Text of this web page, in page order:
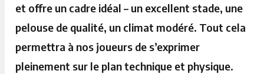
et offre un cadre idéal – un excellent stade, une
pelouse de qualité, un climat modéré. Tout cela
permettra à nos joueurs de s’exprimer
pleinement sur le plan technique et physique.